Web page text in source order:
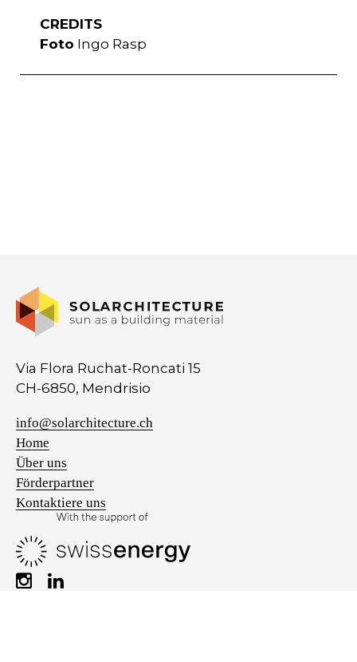
CREDITS
Foto Ingo Rasp
Via Flora Ruchat-Roncati 15
CH-6850, Mendrisio
info@solarchitecture.ch
Home
Über uns
Förderpartner
Kontaktiere uns